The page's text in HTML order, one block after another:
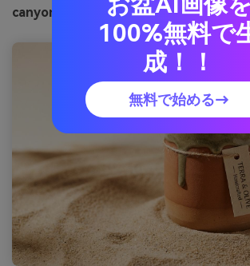
canyon clayの画像例（media.io生成）
100%無料で
成！！
無料で始める→